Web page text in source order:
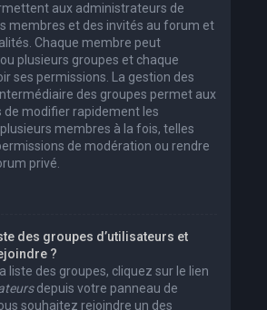
aux administrateurs de
membres et des invités au forum et
Chaque membre peut
plusieurs groupes et chaque
ses permissions. La gestion des
des groupes permet aux
modifier rapidement les
membres à la fois, telles
de modération ou rendre
privé.
des groupes d’utilisateurs et
?
liste des groupes, cliquez sur le lien
depuis votre panneau de
souhaitez rejoindre un des